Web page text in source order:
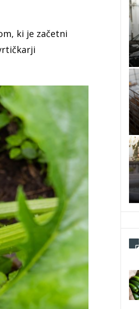
ki je začetni